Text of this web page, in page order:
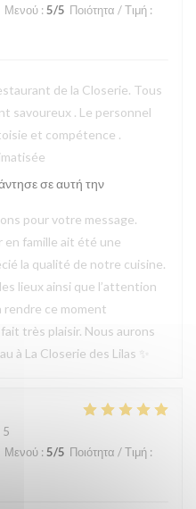
Μενού : 5/5 Ποιότητα / Τιμή :
de la Closerie. Tous
savoureux . Le personnel
et compétence .
σε αυτή την
pour votre message.
en famille ait été une
la qualité de notre cuisine.
lieux ainsi que l’attention
ce moment
très plaisir. Nous aurons
à La Closerie des Lilas ✨
5
Μενού : 5/5 Ποιότητα / Τιμή :